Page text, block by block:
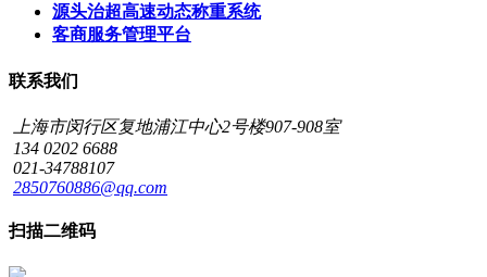
源头治超高速动态称重系统
客商服务管理平台
联系我们
上海市闵行区复地浦江中心2号楼907-908室
134 0202 6688
021-34788107
2850760886@qq.com
扫描二维码